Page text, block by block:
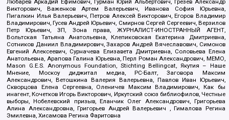
Любарев Аркадий Ефимович, Гурман Юрий Альбертович, Грезев Александр
Викторович, Важенков Артем Валерьевич, Иванова София Юрьевна,
Пигалкин Илья Валерьевич, Петров Алексей Викторович, Егоров Владимир
Владимирович, Гусев Андрей Юрьевич, Смирнов Сергей Сергеевич, Верзилов
Петр Юрьевич, ЗП, Зона права, ЖУРНАЛИСТ-ИНОСТРАННЫЙ АГЕНТ,
Вольтская Татьяна Анатольевна, Клепиковская Екатерина Дмитриевна,
Сотников Даниил Владимирович, Захаров Андрей Вячеславович, Симонов
Евгений Алексеевич, Сурначева Елизавета Дмитриевна, Соловьева Елена
Анатольевна, Арапова Галина Юрьевна, Перл Роман Александрович, МЕМО,
Mason G.E.S. Anonymous Foundation, Stichting Bellingcat, Якутия – Наше
Мнение, Москоу диджитал медиа, РС-Балт, Заговора Максим
Александрович, Ветошкина Валерия Валерьевна, Павлов Иван Юрьевич,
Скворцова Елена Сергеевна, Оленичев Максим Владимирович, Как бы
инагент, Кочетков Игорь Викторович, Иркутский союз библиофилов, Честные
выборы, Нобелевский призыв, Еланчик Олег Александрович, Григорьева
Алина Александровна, Григорьев Андрей Валерьевич , Гималова Регина
Эмилевна, Хисамова Регина Фаритовна